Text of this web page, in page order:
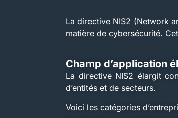
La directive NIS2 (Network
matière de cybersécurité.
Champ d’application
La directive NIS2 élargit
d’entités et de secteurs.
Voici les catégories